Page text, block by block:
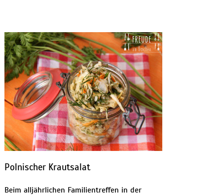
Polnischer Krautsalat
Beim alljährlichen Familientreffen in der